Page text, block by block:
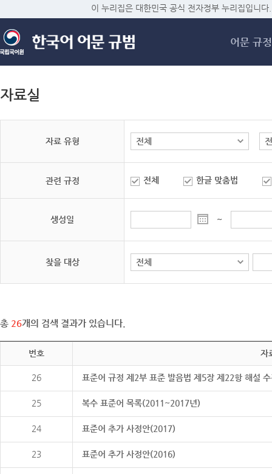
메
이 누리집은 대한민국 공식 전자정부 누리집입니다.
어문 규정
자료실
자료 유형
관련 규정 전체 한글 맞춤법
생성일 ~
찾을 대상
총 26개의 검색 결과가 있습니다.
번호 자
26 표준어 규정 제2부 표준 발음법 제5장 제22항 해설
25 복수 표준어 목록(2011~2017년)
24 표준어 추가 사정안(2017)
23 표준어 추가 사정안(2016)